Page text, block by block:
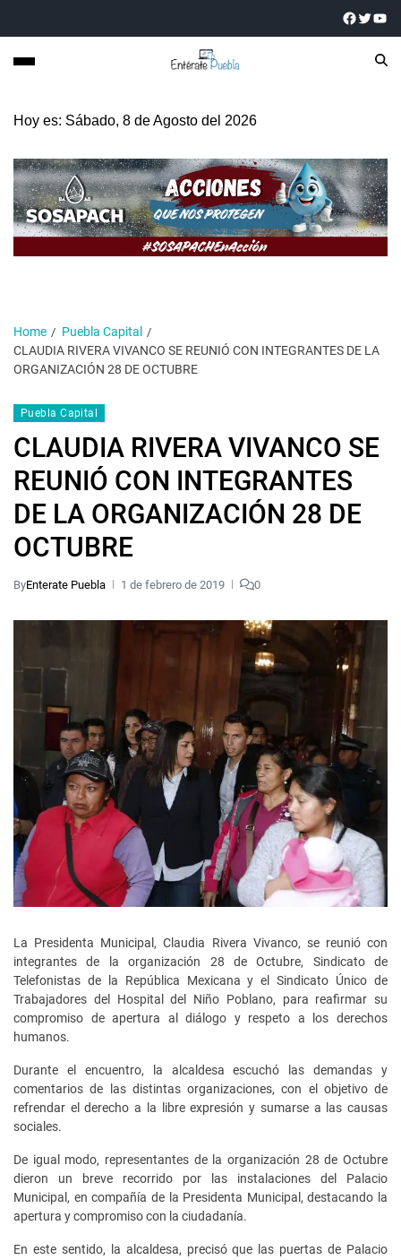
Hoy es: Sábado, 8 de Agosto del 2026
Home
Puebla Capital
CLAUDIA RIVERA VIVANCO SE REUNIÓ CON INTEGRANTES DE LA
ORGANIZACIÓN 28 DE OCTUBRE
Puebla Capital
CLAUDIA RIVERA VIVANCO SE
REUNIÓ CON INTEGRANTES
DE LA ORGANIZACIÓN 28 DE
OCTUBRE
ByEnterate Puebla 1 de febrero de 2019 0
La Presidenta Municipal, Claudia Rivera Vivanco, se reunió con
integrantes de la organización 28 de Octubre, Sindicato de
Telefonistas de la República Mexicana y el Sindicato Único de
Trabajadores del Hospital del Niño Poblano, para reafirmar su
compromiso de apertura al diálogo y respeto a los derechos
humanos.
Durante el encuentro, la alcaldesa escuchó las demandas y
comentarios de las distintas organizaciones, con el objetivo de
refrendar el derecho a la libre expresión y sumarse a las causas
sociales.
De igual modo, representantes de la organización 28 de Octubre
dieron un breve recorrido por las instalaciones del Palacio
Municipal, en compañía de la Presidenta Municipal, destacando la
apertura y compromiso con la ciudadanía.
En este sentido, la alcaldesa, precisó que las puertas de Palacio